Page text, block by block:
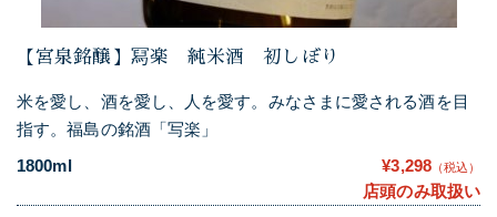
【宮泉銘醸】冩楽 純米酒 初しぼり
米を愛し、酒を愛し、人を愛す。みなさまに愛される酒を目
指す。福島の銘酒「写楽」
1800ml
¥3,298 （税込）
店頭のみ取扱い